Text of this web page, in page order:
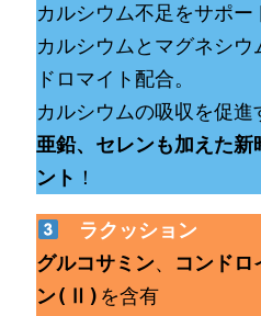
カルシウム不足をサポー
カルシウムとマグネシ
ドロマイト配合。
カルシウムの吸収を促進
亜鉛、セレンも加えた
ント ！
ラクッション
グルコサミン、 コンドロ
ン(Ⅱ) を含有